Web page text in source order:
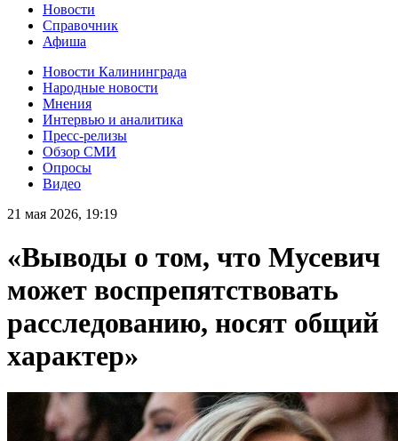
Новости
Справочник
Афиша
Новости Калининграда
Народные новости
Мнения
Интервью и аналитика
Пресс-релизы
Обзор СМИ
Опросы
Видео
21 мая 2026, 19:19
«Выводы о том, что Мусевич
может воспрепятствовать
расследованию, носят общий
характер»